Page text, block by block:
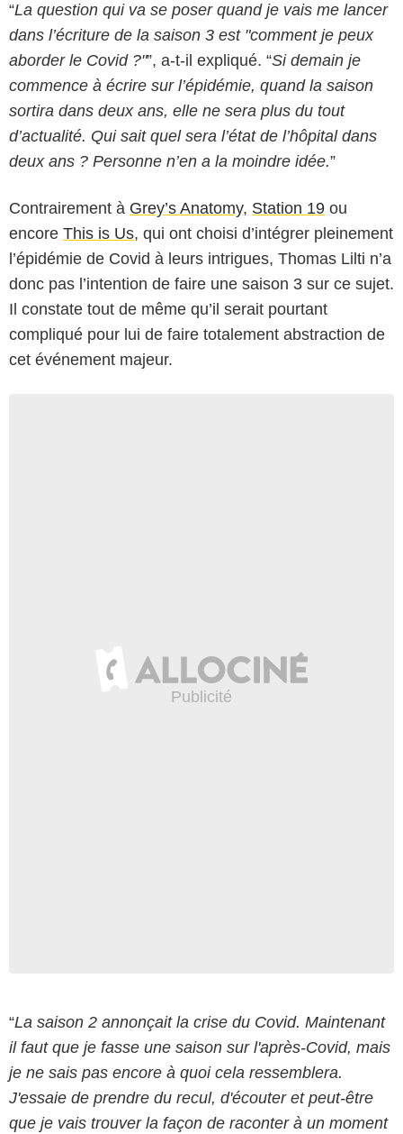
“La question qui va se poser quand je vais me lancer
dans l’écriture de la saison 3 est "comment je peux
aborder le Covid ?"”, a-t-il expliqué. “Si demain je
commence à écrire sur l’épidémie, quand la saison
sortira dans deux ans, elle ne sera plus du tout
d’actualité. Qui sait quel sera l’état de l’hôpital dans
deux ans ? Personne n’en a la moindre idée.”
Contrairement à Grey’s Anatomy, Station 19 ou
encore This is Us, qui ont choisi d’intégrer pleinement
l’épidémie de Covid à leurs intrigues, Thomas Lilti n’a
donc pas l’intention de faire une saison 3 sur ce sujet.
Il constate tout de même qu’il serait pourtant
compliqué pour lui de faire totalement abstraction de
cet événement majeur.
“La saison 2 annonçait la crise du Covid. Maintenant
il faut que je fasse une saison sur l'après-Covid, mais
je ne sais pas encore à quoi cela ressemblera.
J'essaie de prendre du recul, d'écouter et peut-être
que je vais trouver la façon de raconter à un moment